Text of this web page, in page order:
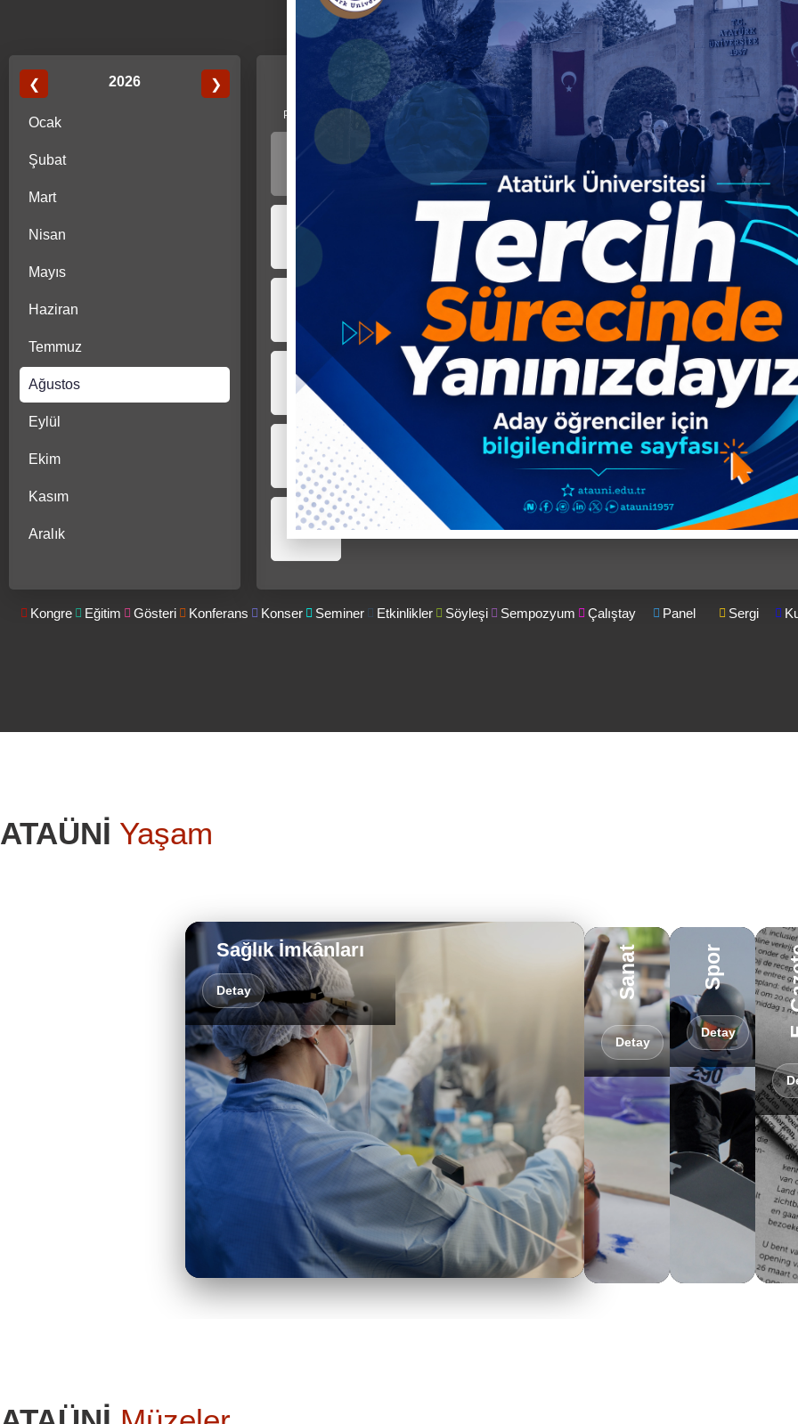
❮ 2026 ❯
Ocak
Şubat
Mart
Nisan
Mayıs
Haziran
Temmuz
Ağustos
Eylül
Ekim
Kasım
Aralık
AĞUSTOS 2026
Pazartesi Salı Çarşamba Perşembe Cuma Cumartesi Pazar
2
5 6 7 8 9
12 13 14 15 16
17 19 20 21 22 23
24 25 27 28 29 30
31
Kongre Eğitim Gösteri Konferans Konser Seminer Etkinlikler Söyleşi Sempozyum Çalıştay Panel Sergi
ATAÜNİ Yaşam
Sağlık İmkânları
Detay Sanat
Detay
Spor
Detay E-